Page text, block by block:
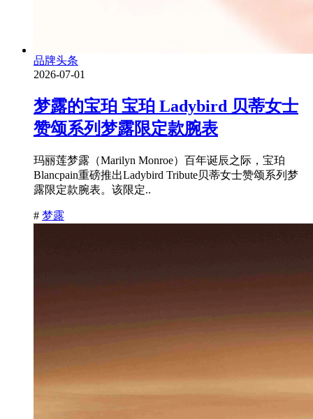
品牌头条
2026-07-01
梦露的宝珀 宝珀 Ladybird 贝蒂女士
赞颂系列梦露限定款腕表
玛丽莲梦露（Marilyn Monroe）百年诞辰之际，宝珀
Blancpain重磅推出Ladybird Tribute贝蒂女士赞颂系列梦
露限定款腕表。该限定..
# 梦露